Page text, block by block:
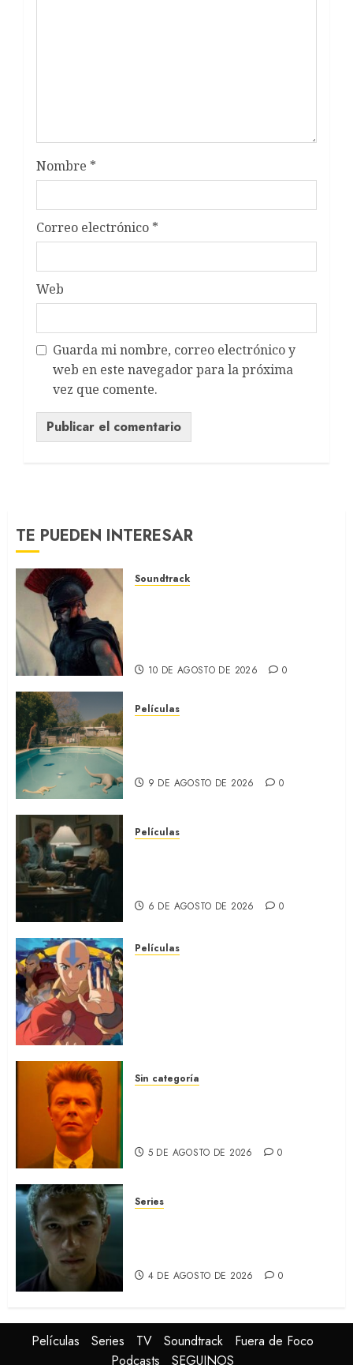
Nombre *
Correo electrónico *
Web
Guarda mi nombre, correo electrónico y
web en este navegador para la próxima
vez que comente.
TE PUEDEN INTERESAR
Soundtrack
10 DE AGOSTO DE 2026 0
Películas
9 DE AGOSTO DE 2026 0
Películas
6 DE AGOSTO DE 2026 0
Películas
Sin categoría
5 DE AGOSTO DE 2026 0
Series
4 DE AGOSTO DE 2026 0
Películas Series TV Soundtrack
Fuera de Foco
Podcasts
SEGUINOS